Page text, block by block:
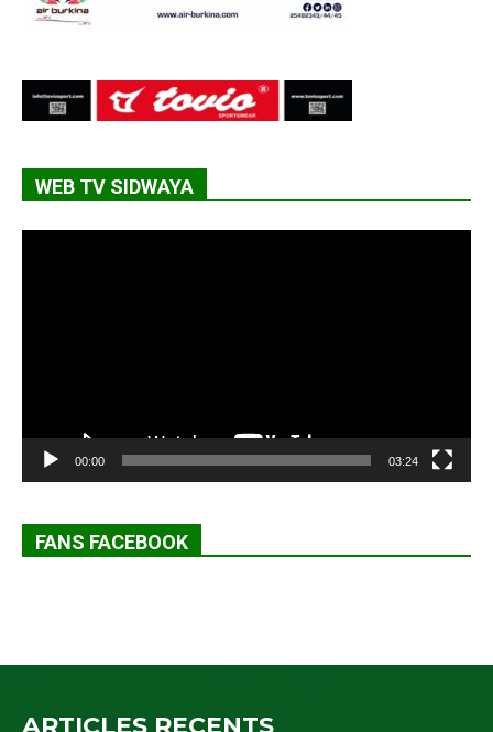
WEB TV SIDWAYA
00:00 03:24
FANS FACEBOOK